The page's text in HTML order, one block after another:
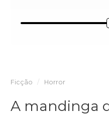
Ficção Horror
A mandinga